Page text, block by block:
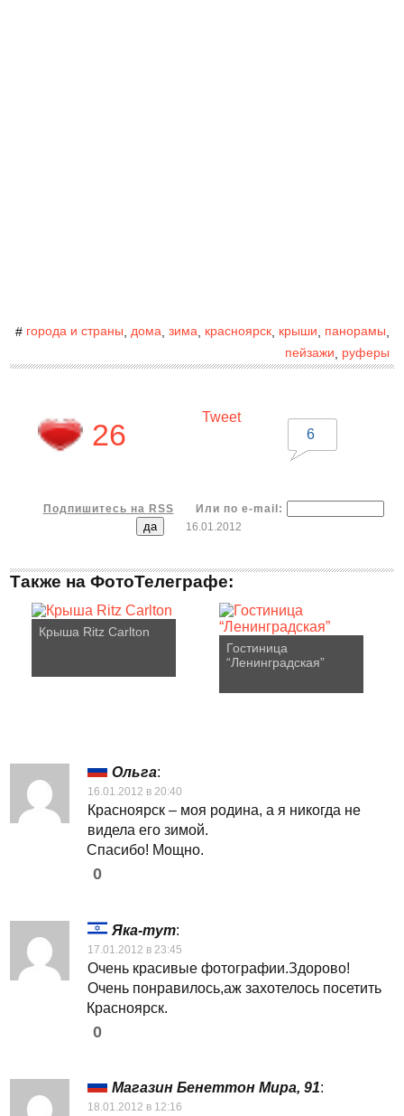
# города и страны дома, зима, красноярск, крыши панорамы
пейзажи
руферы
26
Tweet
6
Подпишитесь на RSS
Или по e-mail:
16.01.2012
Также на ФотоТелеграфе:
Крыша Ritz Carlton
Гостиница
“Ленинградская”
Ольга:
16.01.2012 в 20:40
Красноярск – моя родина, а я никогда не
видела его зимой.
Спасибо! Мощно.
0
Яка-тут:
17.01.2012 в 23:45
Очень красивые фотографии.Здорово!
Очень понравилось,аж захотелось посетить
Красноярск.
0
Магазин Бенеттон Мира, 91:
18.01.2012 в 12:16